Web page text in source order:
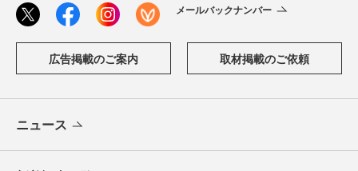
メールバックナンバー
広告掲載のご案内 取材掲載のご依頼
ニュース